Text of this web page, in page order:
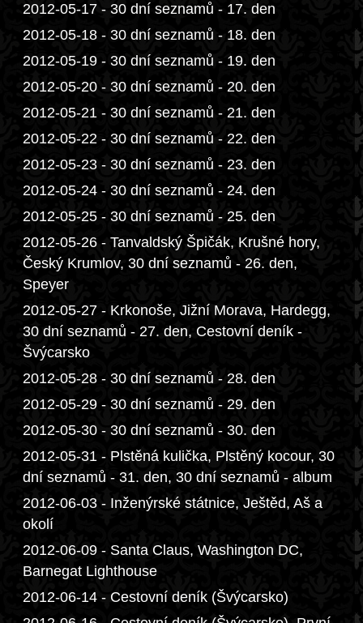
2012-05-17 - 30 dní seznamů - 17. den
2012-05-18 - 30 dní seznamů - 18. den
2012-05-19 - 30 dní seznamů - 19. den
2012-05-20 - 30 dní seznamů - 20. den
2012-05-21 - 30 dní seznamů - 21. den
2012-05-22 - 30 dní seznamů - 22. den
2012-05-23 - 30 dní seznamů - 23. den
2012-05-24 - 30 dní seznamů - 24. den
2012-05-25 - 30 dní seznamů - 25. den
2012-05-26 - Tanvaldský Špičák, Krušné hory,
Český Krumlov, 30 dní seznamů - 26. den,
Speyer
2012-05-27 - Krkonoše, Jižní Morava, Hardegg,
30 dní seznamů - 27. den, Cestovní deník -
Švýcarsko
2012-05-28 - 30 dní seznamů - 28. den
2012-05-29 - 30 dní seznamů - 29. den
2012-05-30 - 30 dní seznamů - 30. den
2012-05-31 - Plstěná kulička, Plstěný kocour, 30
dní seznamů - 31. den, 30 dní seznamů - album
2012-06-03 - Inženýrské státnice, Ještěd, Aš a
okolí
2012-06-09 - Santa Claus, Washington DC,
Barnegat Lighthouse
2012-06-14 - Cestovní deník (Švýcarsko)